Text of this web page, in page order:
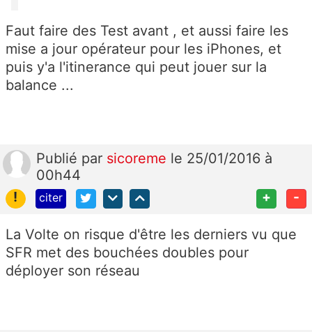
Faut faire des Test avant , et aussi faire les
mise a jour opérateur pour les iPhones, et
puis y'a l'itinerance qui peut jouer sur la
balance ...
Publié par sicoreme le 25/01/2016 à
00h44
!
citer + -
La Volte on risque d'être les derniers vu que
SFR met des bouchées doubles pour
déployer son réseau